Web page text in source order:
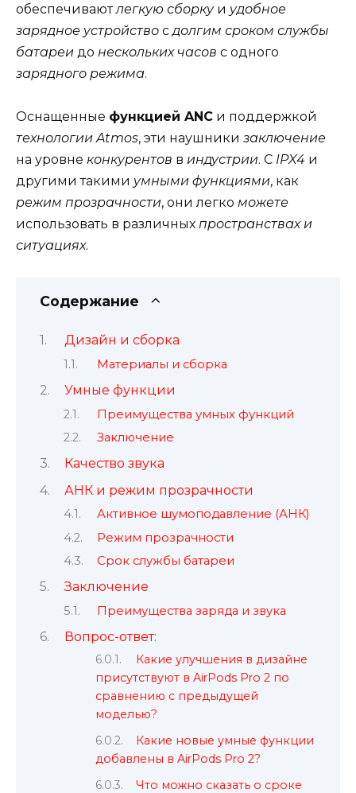
обеспечиваютлегкую сборкуи удобное
зарядное устройство с долгим сроком службы
батареи до нескольких часов с одного
зарядного режима.
Оснащенные функцией ANC и поддержкой
технологии Atmos, эти наушники заключение
на уровне конкурентов в индустрии. С IPX4 и
другими такими умными функциями, как
режим прозрачности, они легко можете
использовать в различных пространствах и
ситуациях.
Содержание
Дизайн и сборка
Материалы и сборка
Умные функции
Преимущества умных функций
Заключение
Качество звука
АНК и режим прозрачности
Активное шумоподавление (АНК)
Режим прозрачности
Срок службы батареи
Заключение
Преимущества заряда и звука
Вопрос-ответ:
Какие улучшения в дизайне
присутствуют в AirPods Pro 2 по
сравнению с предыдущей
моделью?
Какие новые умные функции
добавлены в AirPods Pro 2?
Что можно сказать о сроке